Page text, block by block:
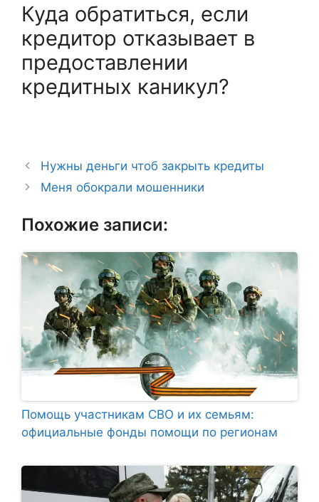
Куда обратиться, если
кредитор отказывает в
предоставлении
кредитных каникул?
Нужны деньги чтоб закрыть кредиты
Меня обокрали мошенники
Похожие записи:
Помощь участникам СВО и их семьям:
официальные фонды помощи по регионам